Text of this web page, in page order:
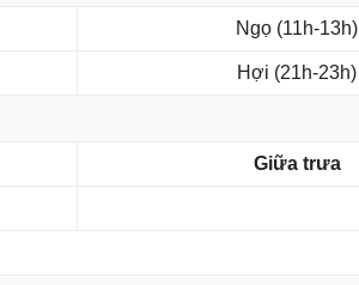
Ngọ (11h-13h)
Hợi (21h-23h)
Giữa trưa